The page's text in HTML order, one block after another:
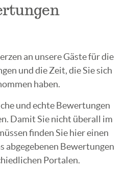
an unsere Gäste für die
und die Zeit, die Sie sich
haben.
und echte Bewertungen
Damit Sie nicht überall im
finden Sie hier einen
abgegebenen Bewertungen
Portalen.